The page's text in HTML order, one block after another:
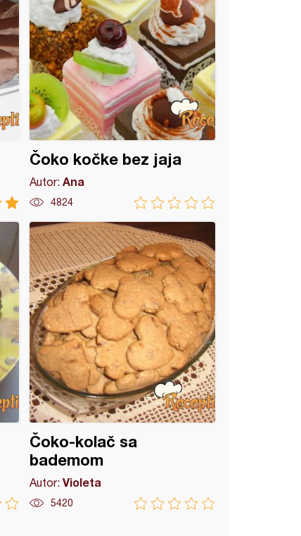
Čoko kočke bez jaja
Autor:Ana
4824
Čoko-kolač sa
bademom
Autor:Violeta
5420